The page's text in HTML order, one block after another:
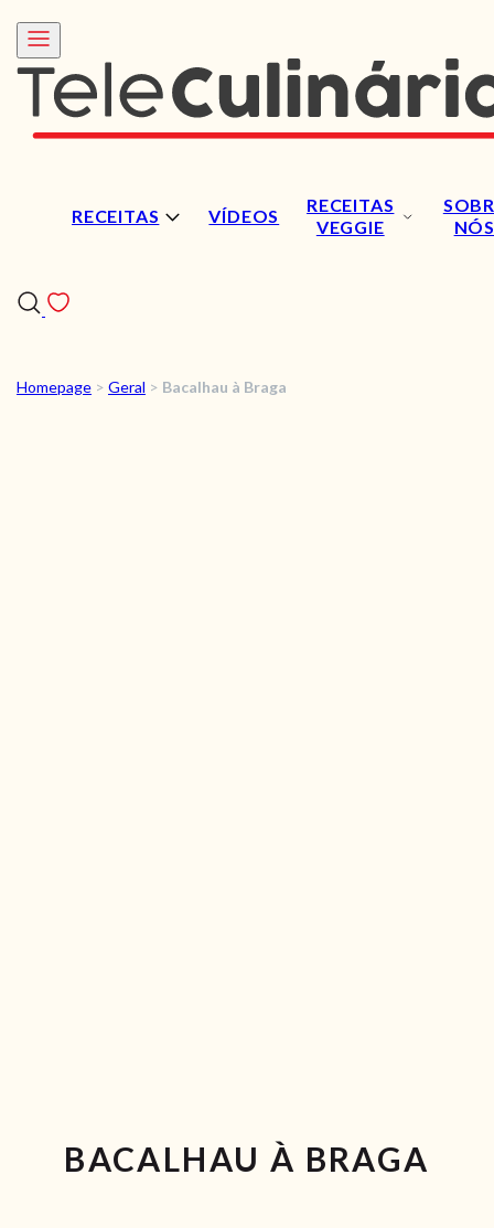
RECEITAS VÍDEOS
RECEITAS
VEGGIE
NÓS
RECEITAS
Homepage > Geral > Bacalhau à Braga
BACALHAU À BRAGA